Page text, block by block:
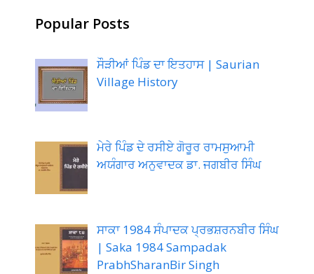
Popular Posts
ਸੌੜੀਆਂ ਪਿੰਡ ਦਾ ਇਤਹਾਸ | Saurian
Village History
ਮੇਰੇ ਪਿੰਡ ਦੇ ਰਸੀਏ ਗੋਰੂਰ ਰਾਮਸੁਆਮੀ
ਅਯੰਗਾਰ ਅਨੁਵਾਦਕ ਡਾ. ਜਗਬੀਰ ਸਿੰਘ
ਸਾਕਾ 1984 ਸੰਪਾਦਕ ਪ੍ਰਭਸ਼ਰਨਬੀਰ ਸਿੰਘ
| Saka 1984 Sampadak
PrabhSharanBir Singh